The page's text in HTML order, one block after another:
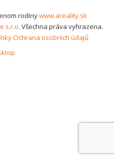
rodinywww.areality.sk
s.r.o. Všechna práva vyhrazena.
Ochrana osobních údajů